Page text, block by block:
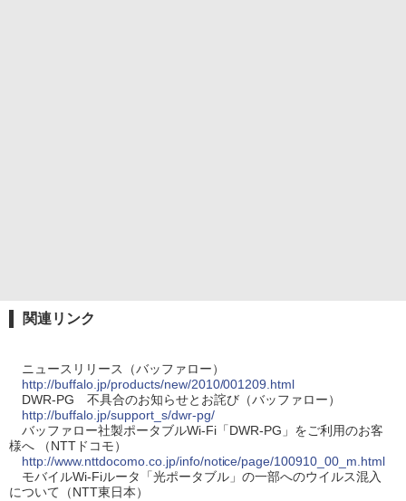
関連リンク
ニュースリリース（バッファロー）
http://buffalo.jp/products/new/2010/001209.html
DWR-PG 不具合のお知らせとお詫び（バッファロー）
http://buffalo.jp/support_s/dwr-pg/
バッファロー社製ポータブルWi-Fi「DWR-PG」をご利用のお客
様へ （NTTドコモ）
http://www.nttdocomo.co.jp/info/notice/page/100910_00_m.html
モバイルWi-Fiルータ「光ポータブル」の一部へのウイルス混入
について（NTT東日本）